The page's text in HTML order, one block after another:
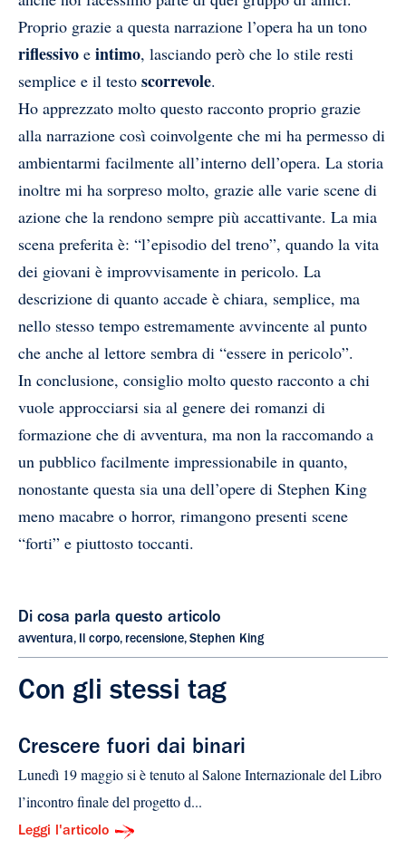
Proprio grazie a questa narrazione l’opera ha un tono
riflessivo e intimo, lasciando però che lo stile resti
semplice e il testo scorrevole.
Ho apprezzato molto questo racconto proprio grazie
alla narrazione così coinvolgente che mi ha permesso di
ambientarmi facilmente all’interno dell’opera. La storia
inoltre mi ha sorpreso molto, grazie alle varie scene di
azione che la rendono sempre più accattivante. La mia
scena preferita è: “l’episodio del treno”, quando la vita
dei giovani è improvvisamente in pericolo. La
descrizione di quanto accade è chiara, semplice, ma
nello stesso tempo estremamente avvincente al punto
che anche al lettore sembra di “essere in pericolo”.
In conclusione, consiglio molto questo racconto a chi
vuole approcciarsi sia al genere dei romanzi di
formazione che di avventura, ma non la raccomando a
un pubblico facilmente impressionabile in quanto,
nonostante questa sia una dell’opere di Stephen King
meno macabre o horror, rimangono presenti scene
“forti” e piuttosto toccanti.
Di cosa parla questo articolo
avventura, Il corpo, recensione, Stephen King
Con gli stessi tag
Crescere fuori dai binari
Lunedì 19 maggio si è tenuto al Salone Internazionale del Libro
l’incontro finale del progetto d...
Leggi l'articolo